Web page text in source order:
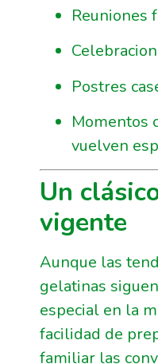
Reuniones
Postres
Momentos
vuelven
Un
vigente
Aunque las
gelatinas
especial en la
facilidad de
familiar las